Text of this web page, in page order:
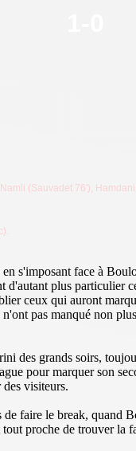
(Sauvadet 76'),
s'imposant face à
plus
ceux qui auront
pas manqué non
des grands soirs,
pour marquer son
visiteurs.
faire le break,
proche de trouver